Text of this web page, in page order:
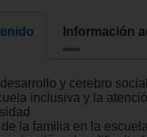
Información
y cerebro
inclusiva y la
la familia en la